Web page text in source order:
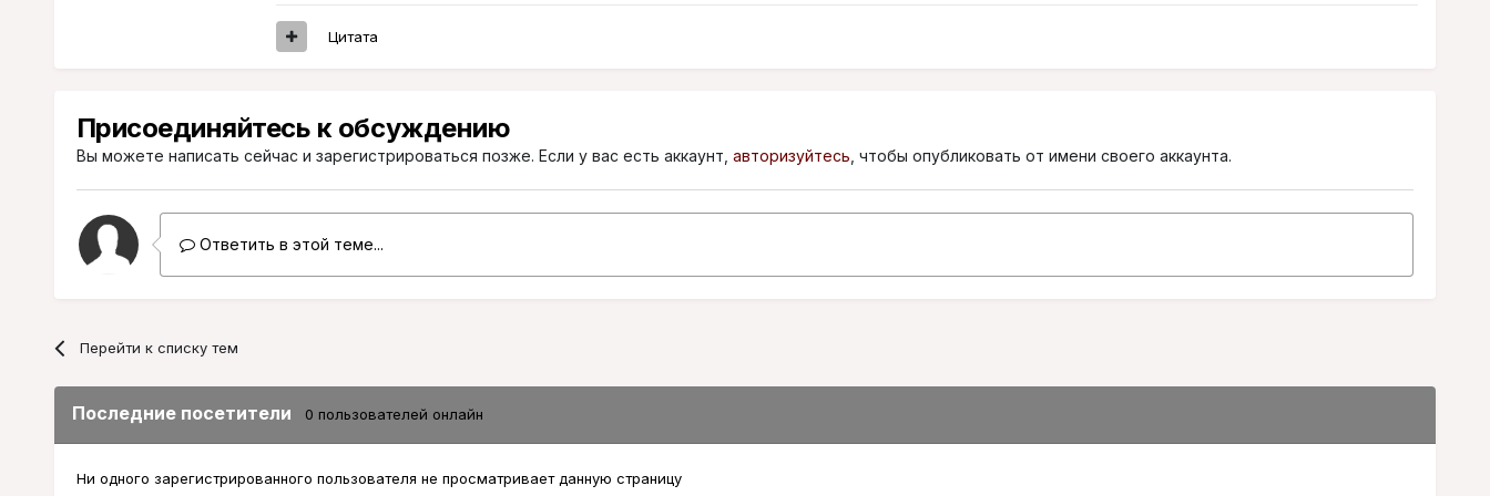
Цитата
Присоединяйтесь к обсуждению
Вы можете написать сейчас и зарегистрироваться позже. Если у вас есть аккаунт, авторизуйтесь , чтобы опубликовать от имени своего аккаунта.
Ответить в этой теме...
Перейти к списку тем
Последние посетители 0 пользователей онлайн
Ни одного зарегистрированного пользователя не просматривает данную страницу